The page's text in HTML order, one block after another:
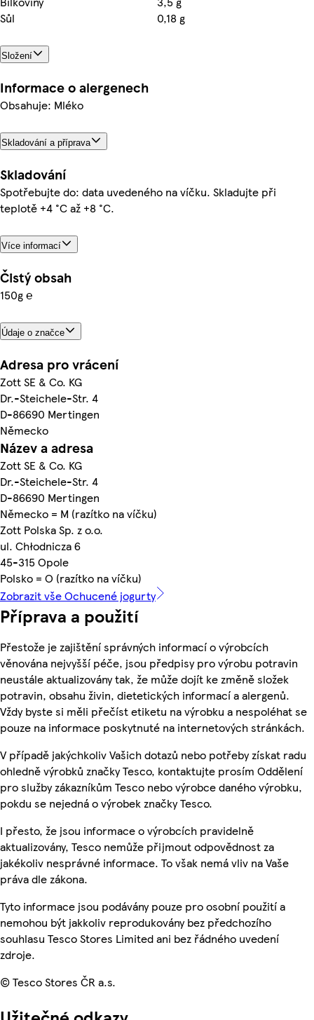
Sůl
0,18 g
Složení
Informace o alergenech
Obsahuje: Mléko
Skladování a příprava
Skladování
Spotřebujte do: data uvedeného na víčku. Skladujte při
teplotě +4 °C až +8 °C.
Více informací
Čistý obsah
150g ℮
Údaje o značce
Adresa pro vrácení
Zott SE & Co. KG
Dr.-Steichele-Str. 4
D-86690 Mertingen
Německo
Název a adresa
Zott SE & Co. KG
Dr.-Steichele-Str. 4
D-86690 Mertingen
Německo = M (razítko na víčku)
Zott Polska Sp. z o.o.
ul. Chłodnicza 6
45-315 Opole
Polsko = O (razítko na víčku)
Zobrazit vše Ochucené jogurty
Příprava a použití
Přestože je zajištění správných informací o výrobcích
věnována nejvyšší péče, jsou předpisy pro výrobu potravin
neustále aktualizovány tak, že může dojít ke změně složek
potravin, obsahu živin, dietetických informací a alergenů.
Vždy byste si měli přečíst etiketu na výrobku a nespoléhat se
pouze na informace poskytnuté na internetových stránkách.
V případě jakýchkoliv Vašich dotazů nebo potřeby získat radu
ohledně výrobků značky Tesco, kontaktujte prosím Oddělení
pro služby zákazníkům Tesco nebo výrobce daného výrobku,
pokdu se nejedná o výrobek značky Tesco.
I přesto, že jsou informace o výrobcích pravidelně
aktualizovány, Tesco nemůže přijmout odpovědnost za
jakékoliv nesprávné informace. To však nemá vliv na Vaše
práva dle zákona.
Tyto informace jsou podávány pouze pro osobní použití a
nemohou být jakkoliv reprodukovány bez předchozího
souhlasu Tesco Stores Limited ani bez řádného uvedení
zdroje.
© Tesco Stores ČR a.s.